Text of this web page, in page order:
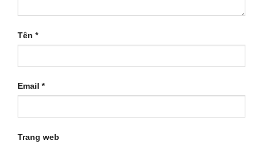
Tên *
Email *
Trang web